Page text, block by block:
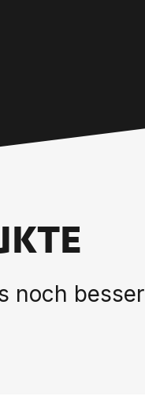
noch besser